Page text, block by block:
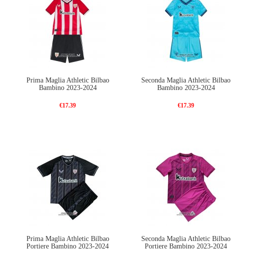
Prima Maglia Athletic Bilbao
Bambino 2023-2024
€17.39
Seconda Maglia Athletic Bilbao
Bambino 2023-2024
€17.39
Prima Maglia Athletic Bilbao
Portiere Bambino 2023-2024
Seconda Maglia Athletic Bilbao
Portiere Bambino 2023-2024